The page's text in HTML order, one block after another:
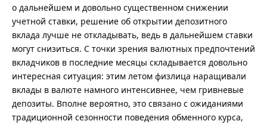
о дальнейшем и довольно существенном снижении
учетной ставки, решение об открытии депозитного
вклада лучше не откладывать, ведь в дальнейшем ставки
могут снизиться. С точки зрения валютных предпочтений
вкладчиков в последние месяцы складывается довольно
интересная ситуация: этим летом физлица наращивали
вклады в валюте намного интенсивнее, чем гривневые
депозиты. Вполне вероятно, это связано с ожиданиями
традиционной сезонности поведения обменного курса,